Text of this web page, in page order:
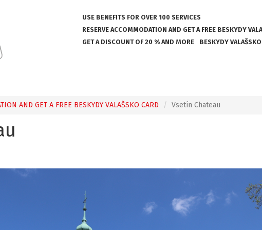
USE BENEFITS FOR OVER 100 SERVICES
RESERVE ACCOMMODATION AND GET A FREE BESKYDY
GET A DISCOUNT OF 20 % AND MORE
BESKYDY
AND GET A FREE BESKYDY VALAŠSKO CARD Vsetín Chateau